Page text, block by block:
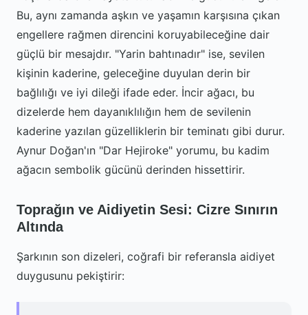
Bu, aynı zamanda aşkın ve yaşamın karşısına çıkan
engellere rağmen direncini koruyabileceğine dair
güçlü bir mesajdır. "Yarin bahtınadır" ise, sevilen
kişinin kaderine, geleceğine duyulan derin bir
bağlılığı ve iyi dileği ifade eder. İncir ağacı, bu
dizelerde hem dayanıklılığın hem de sevilenin
kaderine yazılan güzelliklerin bir teminatı gibi durur.
Aynur Doğan'ın "Dar Hejiroke" yorumu, bu kadim
ağacın sembolik gücünü derinden hissettirir.
Toprağın ve Aidiyetin Sesi: Cizre Sınırın
Altında
Şarkının son dizeleri, coğrafi bir referansla aidiyet
duygusunu pekiştirir: